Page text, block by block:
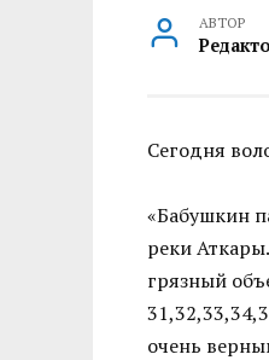
АВТОР
Сегодня
«Бабушкин
реки
грязный
очень